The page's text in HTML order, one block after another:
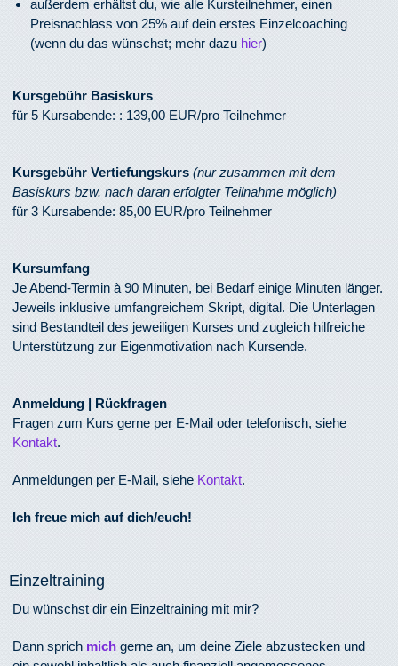
außerdem erhältst du, wie alle Kursteilnehmer, einen
Preisnachlass von 25% auf dein erstes Einzelcoaching
(wenn du das wünschst; mehr dazu hier)
Kursgebühr Basiskurs
für 5 Kursabende: : 139,00 EUR/pro Teilnehmer
Kursgebühr Vertiefungskurs(nur zusammen mit dem
Basiskurs bzw. nach daran erfolgter Teilnahme möglich)
für 3 Kursabende: 85,00 EUR/pro Teilnehmer
Kursumfang
Je Abend-Termin à 90 Minuten, bei Bedarf einige Minuten länger.
Jeweils inklusive umfangreichem Skript, digital. Die Unterlagen
sind Bestandteil des jeweiligen Kurses und zugleich hilfreiche
Unterstützung zur Eigenmotivation nach Kursende.
Anmeldung | Rückfragen
Fragen zum Kurs gerne per E-Mail oder telefonisch, siehe
Kontakt.
Anmeldungen per E-Mail, siehe Kontakt.
Ich freue mich auf dich/euch!
Einzeltraining
Du wünschst dir ein Einzeltraining mit mir?
Dann sprich mich gerne an, um deine Ziele abzustecken und